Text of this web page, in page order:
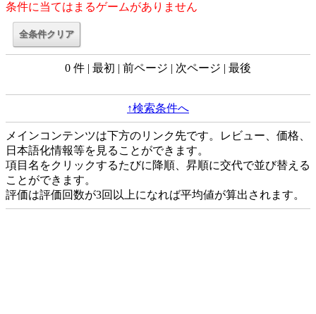
条件に当てはまるゲームがありません
0 件 | 最初 | 前ページ | 次ページ | 最後
↑検索条件へ
メインコンテンツは下方のリンク先です。レビュー、価格、
日本語化情報等を見ることができます。
項目名をクリックするたびに降順、昇順に交代で並び替える
ことができます。
評価は評価回数が3回以上になれば平均値が算出されます。